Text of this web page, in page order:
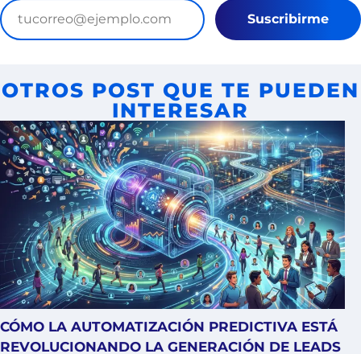
Suscribirme
OTROS POST QUE TE PUEDEN
INTERESAR
CÓMO LA AUTOMATIZACIÓN PREDICTIVA ESTÁ
REVOLUCIONANDO LA GENERACIÓN DE LEADS